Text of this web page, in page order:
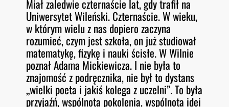
Miał zaledwie czternaście lat, gdy trafił na
Uniwersytet Wileński. Czternaście. W wieku,
w którym wielu z nas dopiero zaczyna
rozumieć, czym jest szkoła, on już studiował
matematykę, fizykę i nauki ścisłe. W Wilnie
poznał Adama Mickiewicza. I nie była to
znajomość z podręcznika, nie był to dystans
„wielki poeta i jakiś kolega z uczelni”. To była
przyjaźń, wspólnota pokolenia, wspólnota idei